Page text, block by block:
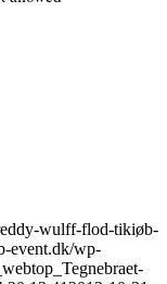
wulff-flod-tikiøb-
event.dk/wp-